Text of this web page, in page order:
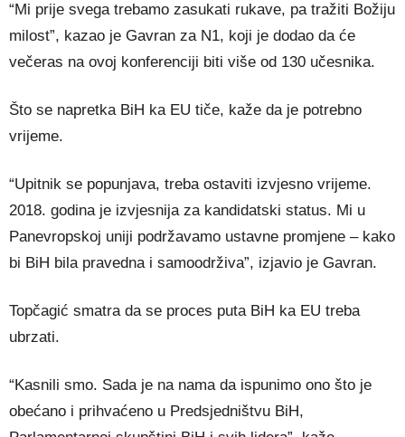
“Mi prije svega trebamo zasukati rukave, pa tražiti Božiju
milost”, kazao je Gavran za N1, koji je dodao da će
večeras na ovoj konferenciji biti više od 130 učesnika.
Što se napretka BiH ka EU tiče, kaže da je potrebno
vrijeme.
“Upitnik se popunjava, treba ostaviti izvjesno vrijeme.
2018. godina je izvjesnija za kandidatski status. Mi u
Panevropskoj uniji podržavamo ustavne promjene – kako
bi BiH bila pravedna i samoodrživa”, izjavio je Gavran.
Topčagić smatra da se proces puta BiH ka EU treba
ubrzati.
“Kasnili smo. Sada je na nama da ispunimo ono što je
obećano i prihvaćeno u Predsjedništvu BiH,